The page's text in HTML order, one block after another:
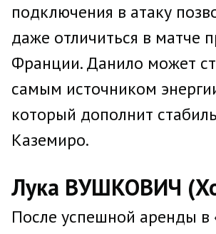
подключения в атаку
даже отличиться в матче
Франции. Данило может
самым источником
который дополнит
Каземиро.
Лука ВУШКОВИЧ
После успешной аренды в